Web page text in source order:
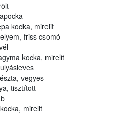
kocka, mirelit
friss csomó
kocka, mirelit
vegyes
tisztított
mirelit